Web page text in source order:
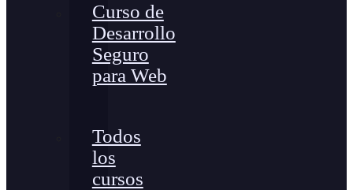
Curso de
Desarrollo
Seguro
para Web
Todos
los
cursos